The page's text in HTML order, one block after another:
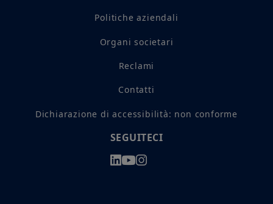
Politiche aziendali
Organi societari
Reclami
Contatti
Dichiarazione di accessibilità: non conforme
SEGUITECI